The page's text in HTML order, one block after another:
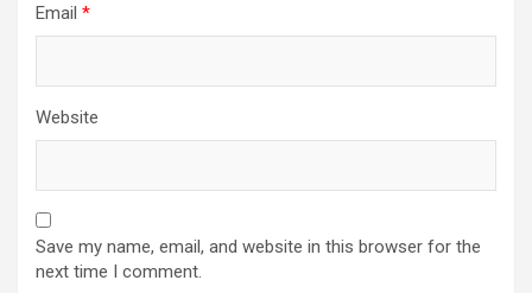
Email *
Website
Save my name, email, and website in this browser for the
next time I comment.